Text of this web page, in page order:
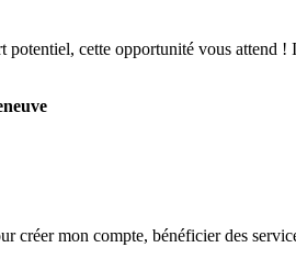
potentiel, cette opportunité vous
créer mon compte, bénéficier des